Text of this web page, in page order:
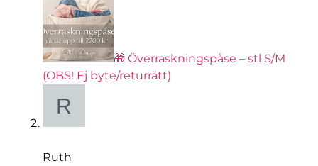
🎁 Överraskningspåse – stl S/M
(OBS! Ej byte/returrätt)
Ruth